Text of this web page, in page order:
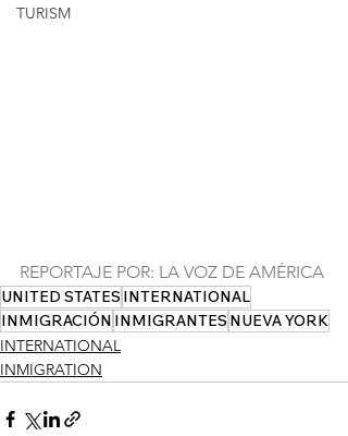
TURISM
REPORTAJE POR: LA VOZ DE AMÉRICA
UNITED STATES INTERNATIONAL
INMIGRACIÓN INMIGRANTES NUEVA YORK
INTERNATIONAL
INMIGRATION